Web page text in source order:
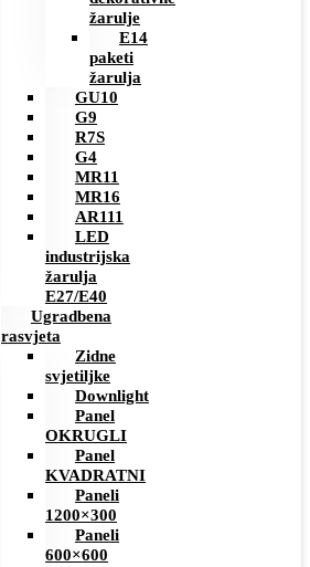
žarulje
E14
paketi
žarulja
GU10
G9
R7S
G4
MR11
MR16
AR111
LED
industrijska
žarulja
E27/E40
Ugradbena
rasvjeta
Zidne
svjetiljke
Downlight
Panel
OKRUGLI
Panel
KVADRATNI
Paneli
1200×300
Paneli
600×600